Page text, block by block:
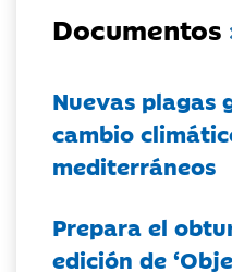
Documentos
Nuevas plagas
cambio
mediterráneos
Prepara el
edición de